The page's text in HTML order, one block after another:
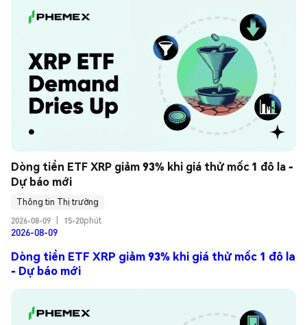
Dòng tiền ETF XRP giảm 93% khi giá thử mốc 1 đô la -
Dự báo mới
Thông tin Thị trường
2026-08-09
15-20phút
2026-08-09
Dòng tiền ETF XRP giảm 93% khi giá thử mốc 1 đô la
- Dự báo mới